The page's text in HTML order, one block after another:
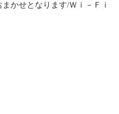
かせとなります/Ｗｉ－Ｆｉ